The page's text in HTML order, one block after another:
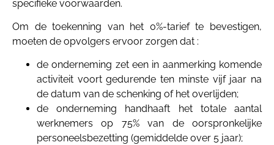
specifieke voorwaarden.
Om de toekenning van het 0%-tarief te bevestigen,
moeten de opvolgers ervoor zorgen dat :
de onderneming zet een in aanmerking komende
activiteit voort gedurende ten minste vijf jaar na
de datum van de schenking of het overlijden;
de onderneming handhaaft het totale aantal
werknemers op 75% van de oorspronkelijke
personeelsbezetting (gemiddelde over 5 jaar);